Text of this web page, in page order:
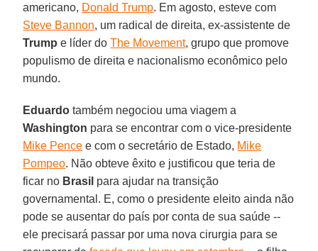
americano, Donald Trump. Em agosto, esteve com
Steve Bannon, um radical de direita, ex-assistente de
Trump e líder doThe Movement, grupo que promove
populismo de direita e nacionalismo econômico pelo
mundo.
Eduardo também negociou uma viagem a
Washington para se encontrar com o vice-presidente
Mike Pence e com o secretário de Estado, Mike
Pompeo. Não obteve êxito e justificou que teria de
ficar no Brasil para ajudar na transição
governamental. E, como o presidente eleito ainda não
pode se ausentar do país por conta de sua saúde --
ele precisará passar por uma nova cirurgia para se